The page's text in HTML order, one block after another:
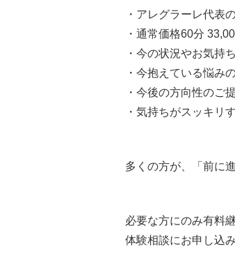
・アレグラーレ代表
・通常価格60分
・今の状況やお気持
・今抱えている悩み
・今後の方向性のご
・気持ちがスッキリ
多くの方が、「前に
必要な方にのみ有料
体験相談にお申し込